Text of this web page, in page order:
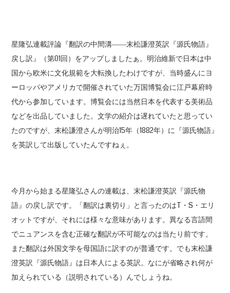
星隆弘連載評論『翻訳の中間溝――末松謙澄英訳『源氏物語』
戻し訳』（第01回）をアップしましたぁ。明治維新で日本は中
国から欧米に文化規範を大転換したわけですが、当時盛んにヨ
ーロッパやアメリカで開催されていた万国博覧会に江戸幕府時
代から参加しています。博覧会には当然日本を代表する美術品
などを出品していました。文学の紹介は遅れていたと思ってい
たのですが、末松謙澄さんが明治15年（1882年）に『源氏物語』
を英訳して出版していたんですねぇ。
今月から始まる星隆弘さんの連載は、末松謙澄英訳『源氏物
語』の戻し訳です。「翻訳は裏切り」と言ったのはT・S・エリ
オットですが、それには様々な意味があります。異なる言語間
でニュアンスを含む正確な翻訳が不可能なのは当たり前です。
また翻訳は外国文学を母国語に訳すのが普通です。でも末松謙
澄英訳『源氏物語』は日本人による英訳。なにが省略され何が
加えられている（説明されている）んでしょうね。